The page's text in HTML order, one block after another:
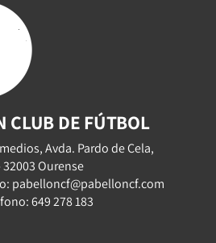
CLUB DE FÚTBOL
Avda. Pardo de Cela,
32003 Ourense
pabelloncf@pabelloncf.com
649 278 183